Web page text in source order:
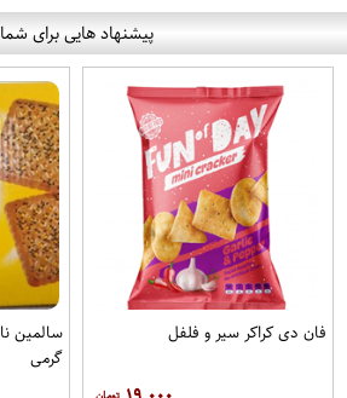
پیشنهاد هایی برای شما
فان دی کراکر سیر و فلفل
گرمی